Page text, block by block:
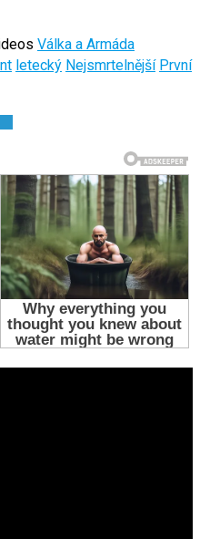
Válka a Armáda
letecký Nejsmrtelnější První